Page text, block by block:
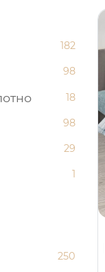
19
9
1
182
98
18
98
29
1
250